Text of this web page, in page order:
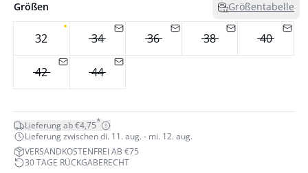
Größen Größentabelle
32 34 36 38 40
42 44
Lieferung ab €4,75*
Lieferung zwischen di. 11. aug. - mi. 12. aug.
VERSANDKOSTENFREI AB €75
30 TAGE RÜCKGABERECHT